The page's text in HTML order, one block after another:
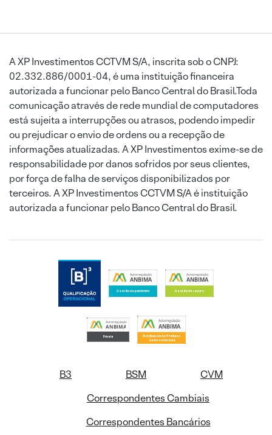
A XP Investimentos CCTVM S/A, inscrita sob o CNPJ:
02.332.886/0001-04, é uma instituição financeira
autorizada a funcionar pelo Banco Central do Brasil.Toda
comunicação através de rede mundial de computadores
está sujeita a interrupções ou atrasos, podendo impedir
ou prejudicar o envio de ordens ou a recepção de
informações atualizadas. A XP Investimentos exime-se de
responsabilidade por danos sofridos por seus clientes,
por força de falha de serviços disponibilizados por
terceiros. A XP Investimentos CCTVM S/A é instituição
autorizada a funcionar pelo Banco Central do Brasil.
B3 BSM
CVM
Correspondentes Cambiais
Correspondentes Bancários